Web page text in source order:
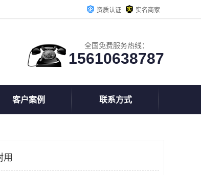
资质认证 实名商家
全国免费服务热线：
15610638787
客户案例 联系方式
用